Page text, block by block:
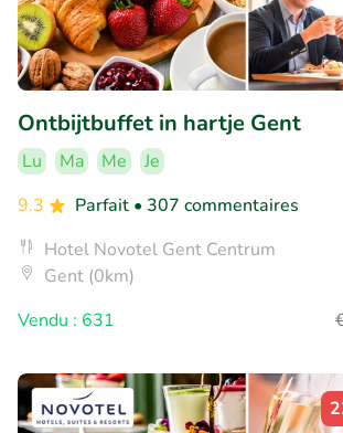
Ontbijtbuffet in hartje Gent
Lu Ma Me
Je
9.3
Parfait • 307 commentaires
Hotel Novotel Gent Centrum
Gent (0km)
Vendu : 631